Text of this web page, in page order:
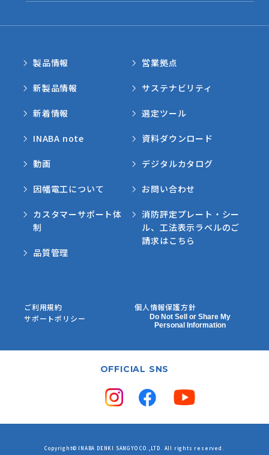
製品情報
新製品情報
新着情報
INABA note
動画
因幡電工について
カスタマーサポート体
制
品質管理
営業拠点
サステナビリティ
選定ツール
資料ダウンロード
デジタルカタログ
お問い合わせ
消防評定プレート・シー
ル、工法表示ラベルのご
請求はこちら
ご利用規約
個人情報保護方針
サポートポリシー
Do Not Sell or Share My
Personal Information
OFFICIAL SNS
Copyright© INABA DENKI SANGYO CO.,LTD. All rights reserved.